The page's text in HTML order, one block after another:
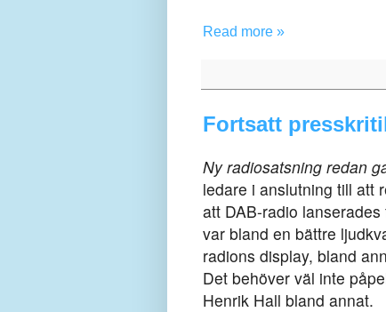
Read more »
Fortsatt
Ny radiosatsning redan
ledare i anslutning till att
att DAB-radio
var bland en bättre
radions display, bland
Det behöver väl inte
Henrik Hall bland annat.